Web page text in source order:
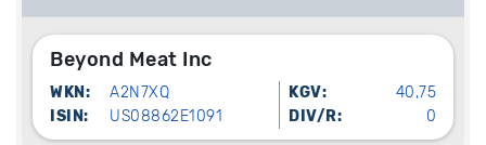
Beyond Meat Inc
WKN: A2N7XQ KGV:
40,75
ISIN:
US08862E1091 DIV/R: 0